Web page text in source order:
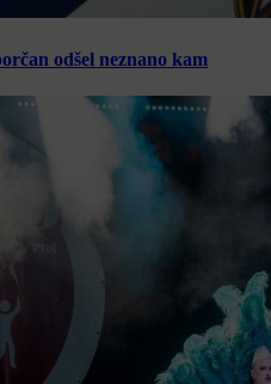
odšel neznano kam